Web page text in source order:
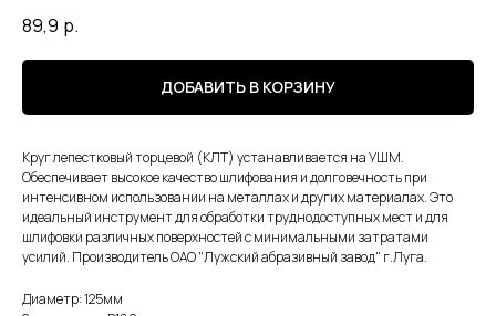
89,9 р.
ДОБАВИТЬ В КОРЗИНУ
Круг лепестковый торцевой (КЛТ) устанавливается на УШМ.
Обеспечивает высокое качество шлифования и долговечность при
интенсивном использовании на металлах и других материалах. Это
идеальный инструмент для обработки труднодоступных мест и для
шлифовки различных поверхностей с минимальными затратами
усилий. Производитель ОАО "Лужский абразивный завод" г.Луга.
Диаметр: 125мм